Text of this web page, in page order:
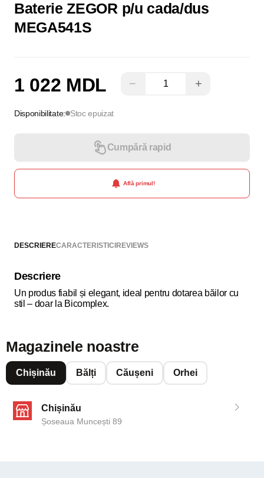
Baterie ZEGOR p/u cada/dus
MEGA541S
1 022 MDL − +
Disponibilitate: Stoc epuizat
Cumpără rapid
Află primul!
DESCRIERECARACTERISTICIREVIEWS
Descriere
Un produs fiabil și elegant, ideal pentru dotarea băilor cu
stil – doar la Bicomplex.
Magazinele noastre
Chișinău Bălți Căușeni Orhei
Chișinău
Șoseaua Muncești 89